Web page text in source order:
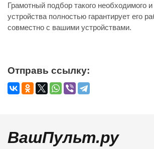
Грамотный подбор такого необходимого
устройства полностью гарантирует его
совместно с вашими устройствами.
Отправь ссылку:
ВашПульт.ру